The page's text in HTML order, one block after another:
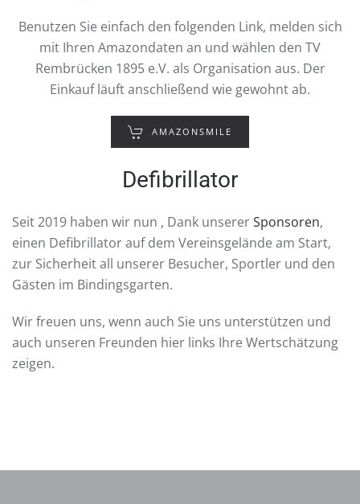
Benutzen Sie einfach den folgenden Link, melden sich
mit Ihren Amazondaten an und wählen den TV
Rembrücken 1895 e.V. als Organisation aus. Der
Einkauf läuft anschließend wie gewohnt ab.
AMAZONSMILE
Defibrillator
Seit 2019 haben wir nun , Dank unsererSponsoren,
einen Defibrillator auf dem Vereinsgelände am Start,
zur Sicherheit all unserer Besucher, Sportler und den
Gästen im Bindingsgarten.
Wir freuen uns, wenn auch Sie uns unterstützen und
auch unseren Freunden hier links Ihre Wertschätzung
zeigen.